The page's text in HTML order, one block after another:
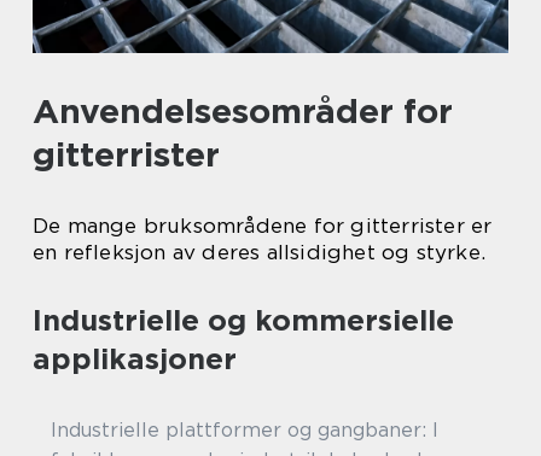
Anvendelsesområder for
gitterrister
De mange bruksområdene for gitterrister er
en refleksjon av deres allsidighet og styrke.
Industrielle og kommersielle
applikasjoner
Industrielle plattformer og gangbaner: I